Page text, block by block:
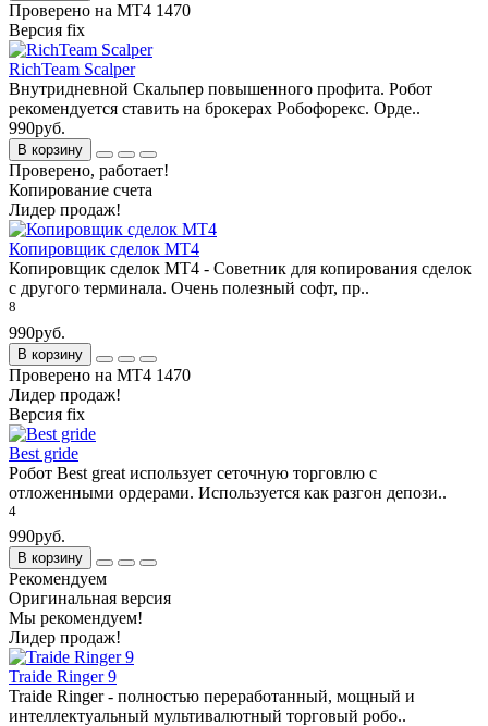
Проверено на МТ4 1470
Версия fix
RichTeam Scalper
Внутридневной Скальпер повышенного профита. Робот
рекомендуется ставить на брокерах Робофорекс. Орде..
990руб.
В корзину
Проверено, работает!
Копирование счета
Лидер продаж!
Копировщик сделок MT4
Копировщик сделок MT4 - Советник для копирования сделок
с другого терминала. Очень полезный софт, пр..
8
990руб.
В корзину
Проверено на МТ4 1470
Лидер продаж!
Версия fix
Best gride
Робот Best great использует сеточную торговлю с
отложенными ордерами. Используется как разгон депози..
4
990руб.
В корзину
Рекомендуем
Оригинальная версия
Мы рекомендуем!
Лидер продаж!
Traide Ringer 9
Traide Ringer - полностью переработанный, мощный и
интеллектуальный мультивалютный торговый робо..